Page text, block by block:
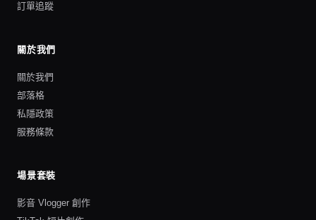
訂單追蹤
關於我們
關於我們
部落格
私隱政策
服務條款
場景套裝
影音 Vlogger 創作